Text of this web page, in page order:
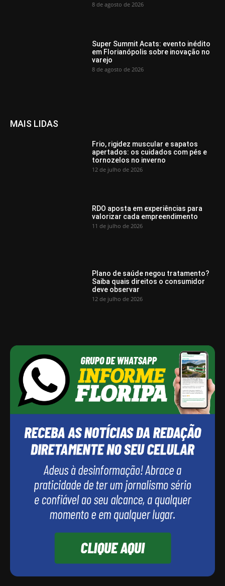
8 de agosto de 2026
Super Summit Acats: evento inédito
em Florianópolis sobre inovação no
varejo
8 de agosto de 2026
MAIS LIDAS
Frio, rigidez muscular e sapatos
apertados: os cuidados com pés e
tornozelos no inverno
12 de julho de 2026
RDO aposta em experiências para
valorizar cada empreendimento
11 de julho de 2026
Plano de saúde negou tratamento?
Saiba quais direitos o consumidor
deve observar
12 de julho de 2026